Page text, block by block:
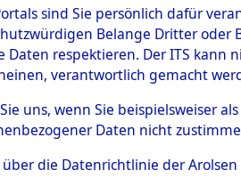
sind Sie persönlich dafür
Belange Dritter
Daten respektieren. Der ITS
verantwortlich gemacht
Sie uns, wenn Sie beispielsweiser
Daten nicht
die Datenrichtlinie der Arolsen